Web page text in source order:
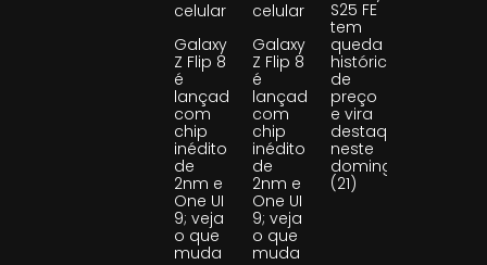
celular
Galaxy
Z Flip 8
é
lançado
com
chip
inédito
de
2nm e
One UI
9; veja
o que
muda
celular
Galaxy
Z Flip 8
é
lançado
com
chip
inédito
de
2nm e
One UI
9; veja
o que
muda
S25 FE
tem
queda
histórica
de
preço
e vira
destaque
neste
domingo
(21)